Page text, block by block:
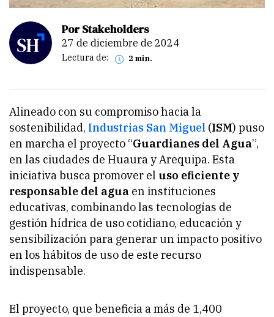
Por Stakeholders
27 de diciembre de 2024
Lectura de: 2 min.
Alineado con su compromiso hacia la
sostenibilidad, Industrias San Miguel (ISM) puso
en marcha el proyecto “Guardianes del Agua”,
en las ciudades de Huaura y Arequipa. Esta
iniciativa busca promover el uso eficiente y
responsable del agua en instituciones
educativas, combinando las tecnologías de
gestión hídrica de uso cotidiano, educación y
sensibilización para generar un impacto positivo
en los hábitos de uso de este recurso
indispensable.
El proyecto, que beneficia a más de 1,400